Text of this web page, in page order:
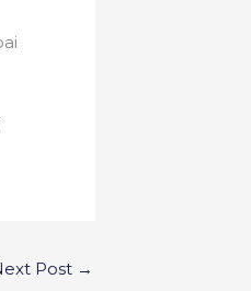
Post →